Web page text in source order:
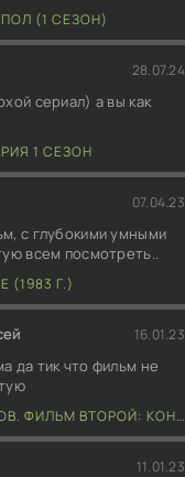
(1 СЕЗОН)
28.07.24
сериал) а вы как
1 СЕЗОН
07.04.23
с глубокими умными
всем посмотреть..
(1983 Г.)
16.01.23
да тик что фильм не
ВТОРОЙ: КОНЕЦ СВЕТА
11.01.23